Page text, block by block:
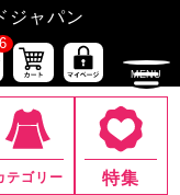
ジャパン
6
テゴリー 特集